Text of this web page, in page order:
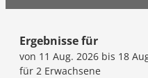
Ergebnisse für
von 11 Aug. 2026 bis 18
für 2 Erwachsene